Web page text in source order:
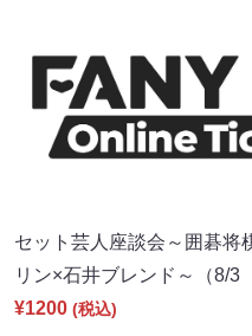
セット芸人座談会～囲碁将
リン×石井ブレンド～（8/3
¥1200 (税込)